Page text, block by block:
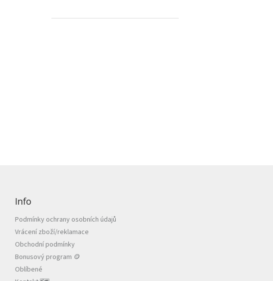
Info
Podmínky ochrany osobních údajů
Vrácení zboží/reklamace
Obchodní podmínky
Bonusový program 🪙
Oblíbené